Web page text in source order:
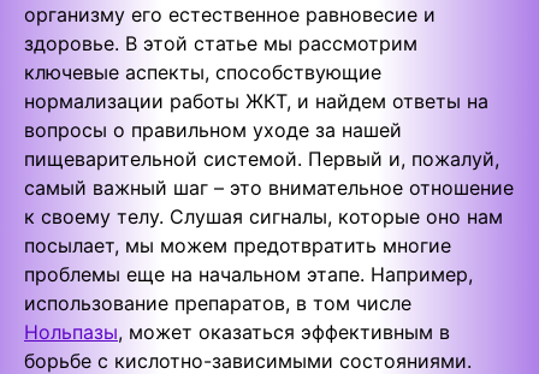
организму его естественное равновесие и
здоровье. В этой статье мы рассмотрим
ключевые аспекты, способствующие
нормализации работы ЖКТ, и найдем ответы на
вопросы о правильном уходе за нашей
пищеварительной системой. Первый и, пожалуй,
самый важный шаг – это внимательное отношение
к своему телу. Слушая сигналы, которые оно нам
посылает, мы можем предотвратить многие
проблемы еще на начальном этапе. Например,
использование препаратов, в том числе
Нольпазы, может оказаться эффективным в
борьбе с кислотно-зависимыми состояниями.